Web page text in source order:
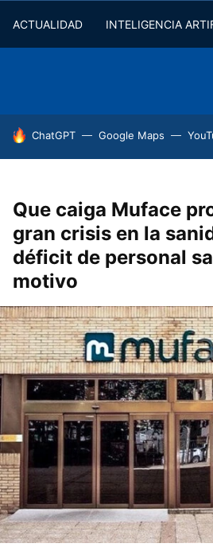
ACTUALIDAD INTELIGENCIA
HOY SE HABLA DE
ChatGPT Google Maps
Que caiga Muface
gran crisis en la
déficit de personal
motivo